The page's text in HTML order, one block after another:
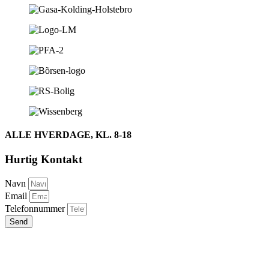
ALLE HVERDAGE, KL. 8-18
Hurtig Kontakt
Navn
Email
Telefonnummer
Send